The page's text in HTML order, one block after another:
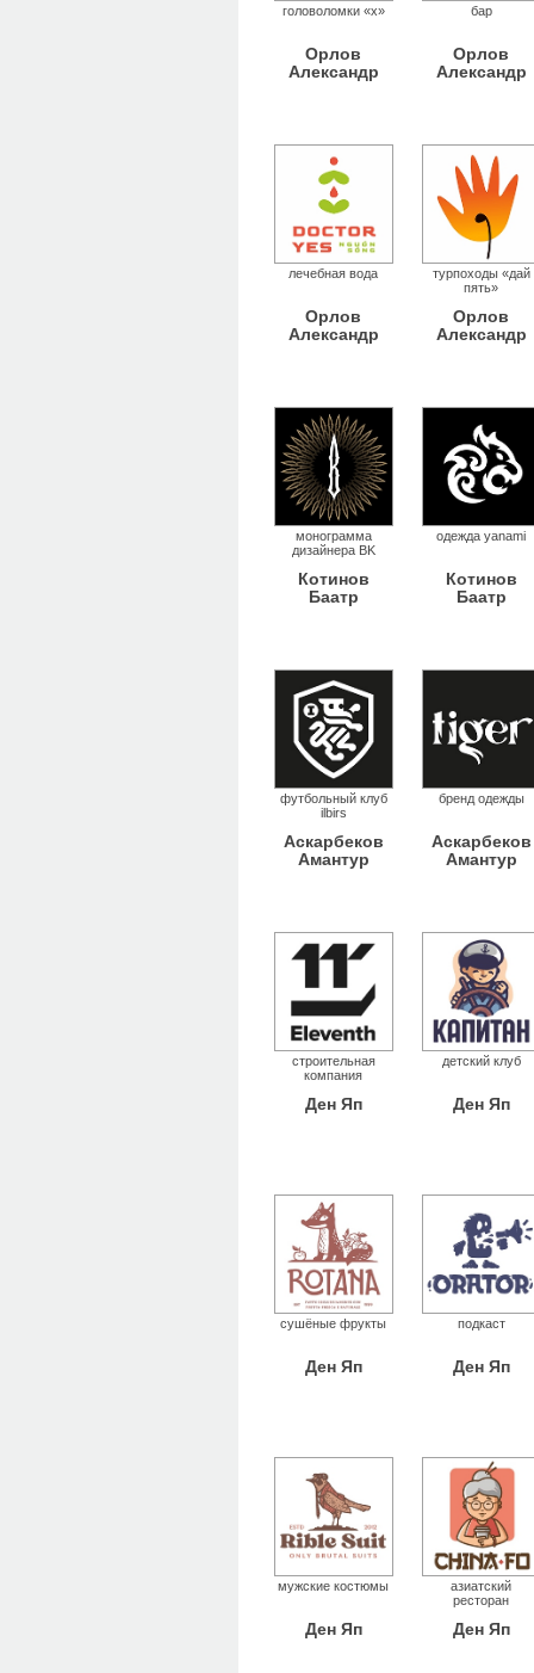
головоломки «x»
Орлов
Александр
бар
Орлов
Александр
лечебная вода
Орлов
Александр
турпоходы «дай
пять»
Орлов
Александр
монограмма
дизайнера BK
Котинов
Баатр
одежда yanami
Котинов
Баатр
футбольный клуб
ilbirs
Аскарбеков
Амантур
бренд одежды
Аскарбеков
Амантур
строительная
компания
Ден Яп
детский клуб
Ден Яп
сушёные фрукты
Ден Яп
подкаст
Ден Яп
мужские костюмы
Ден Яп
азиатский
ресторан
Ден Яп